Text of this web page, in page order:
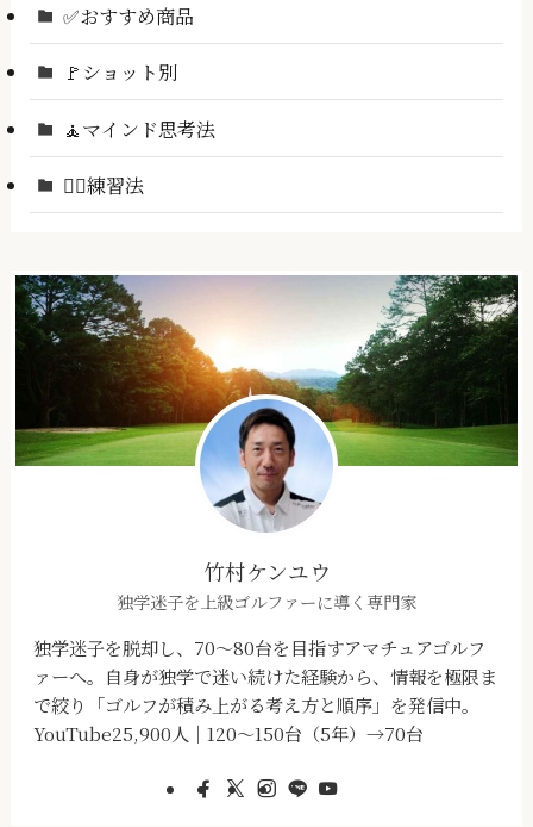
✅おすすめ商品
🚩ショット別
🧘マインド思考法
🏌️‍♂️練習法
竹村ケンユウ
独学迷子を上級ゴルファーに導く専門家
独学迷子を脱却し、70～80台を目指すアマチュアゴルフ
ァーへ。自身が独学で迷い続けた経験から、情報を極限ま
で絞り「ゴルフが積み上がる考え方と順序」を発信中。
YouTube25,900人｜120～150台（5年）→70台